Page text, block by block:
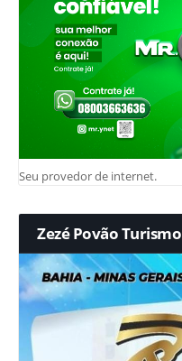
Seu provedor de internet.
Zezé Povão Turismo